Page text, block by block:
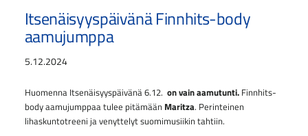
Itsenäisyyspäivänä Finnhits-body
aamujumppa
5.12.2024
Huomenna Itsenäisyyspäivänä 6.12. on vain aamutunti.Finnhits-
body aamujumppaa tulee pitämään Maritza. Perinteinen
lihaskuntotreeni ja venyttelyt suomimusiikin tahtiin.